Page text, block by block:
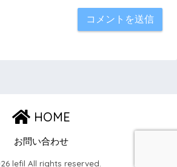
HOME
お問い合わせ
lefil All rights reserved.